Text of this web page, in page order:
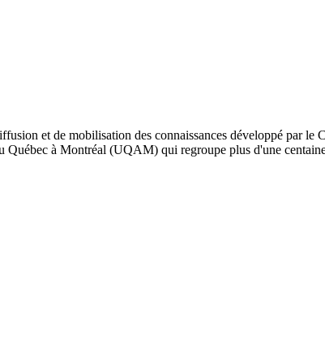
et de mobilisation des connaissances développé par le
à Montréal (UQAM) qui regroupe plus d'une